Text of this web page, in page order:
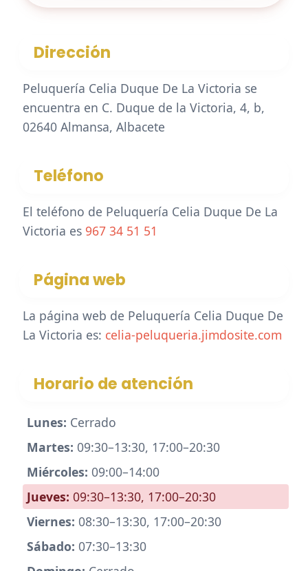
Dirección
Peluquería Celia Duque De La Victoria se
encuentra en C. Duque de la Victoria, 4, b,
02640 Almansa, Albacete
Teléfono
El teléfono de Peluquería Celia Duque De La
Victoria es 967 34 51 51
Página web
La página web de Peluquería Celia Duque De
La Victoria es: celia-peluqueria.jimdosite.com
Horario de atención
Lunes: Cerrado
Martes: 09:30–13:30, 17:00–20:30
Miércoles: 09:00–14:00
Jueves: 09:30–13:30, 17:00–20:30
Viernes: 08:30–13:30, 17:00–20:30
Sábado: 07:30–13:30